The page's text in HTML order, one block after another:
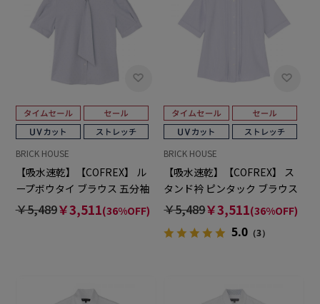
BRICK HOUSE
【吸水速乾】【COFREX】 ル
ープボウタイ ブラウス 五分袖
レディースデザインシャツ
￥5,489￥3,511(36%OFF)
BRICK HOUSE
【吸水速乾】【COFREX】 ス
タンド衿 ピンタック ブラウス
五分袖 レディースデザインシ
￥5,489￥3,511(36%OFF)
5.0 （3）